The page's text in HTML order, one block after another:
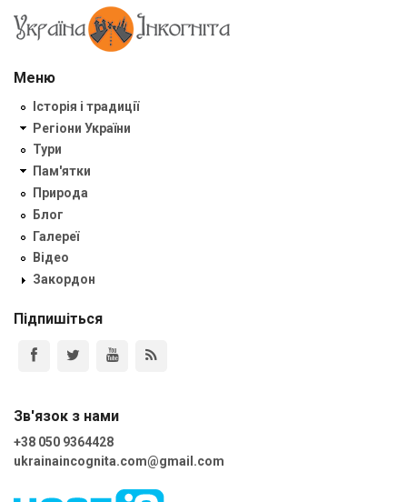
Меню
Історія і традиції
Регіони України
Тури
Пам'ятки
Природа
Блог
Галереї
Відео
Закордон
Підпишіться
Зв'язок з нами
+38 050 9364428
ukrainaincognita.com@gmail.com